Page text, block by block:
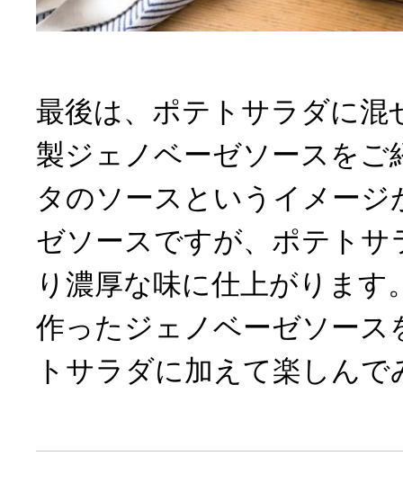
最後は、ポテトサラダに混
製ジェノベーゼソースをご
タのソースというイメー
ゼソースですが、ポテトサ
り濃厚な味に仕上がります
作ったジェノベーゼソース
トサラダに加えて楽しん